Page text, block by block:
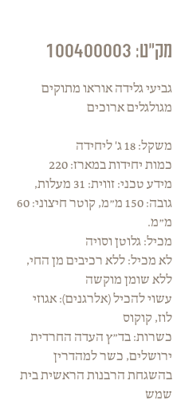
מק"ט: 100400003
גביעי גלידה אוראו מתוקים
מגולגלים ארוכים
משקל: 18 ג' ליחידה
כמות יחידות במארז: 220
מידע טכני: זווית: 31 מעלות,
גובה: 150 מ״מ, קוטר חיצוני: 60
מ״מ.
מכיל: גלוטן וסויה
לא מכיל: ללא רכיבים מן החי,
ללא שומן מוקשה
עשוי להכיל (אלרגנים): אגוזי
לוז, קוקוס
כשרות: בד״ץ העדה החרדית
ירושלים, כשר למהדרין
בהשגחת הרבנות הראשית בית
שמש